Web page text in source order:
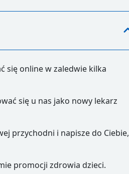
się online w zaledwie kilka
się u nas jako nowy lekarz
przychodni i napisze do Ciebie,
promocji zdrowia dzieci.